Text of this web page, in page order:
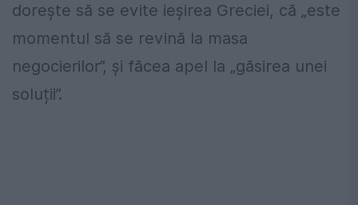
dorește să se evite ieșirea Greciei, că „este
momentul să se revină la masa
negocierilor”, și făcea apel la „găsirea unei
soluții”.